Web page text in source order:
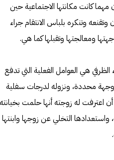
كانت مكانتها الاجتماعية حين
وتنكره بلباس الانتقام جراء
ومعالجتها وتقبلها كما هي.
الظرفي هي العوامل الفعلية التي تدفع
وجهة محددة، ونزوله لدرجات سفلية
اعترفت له زوجته أنها حلمت بخيانته
التخلي عن زوجها وابنتها